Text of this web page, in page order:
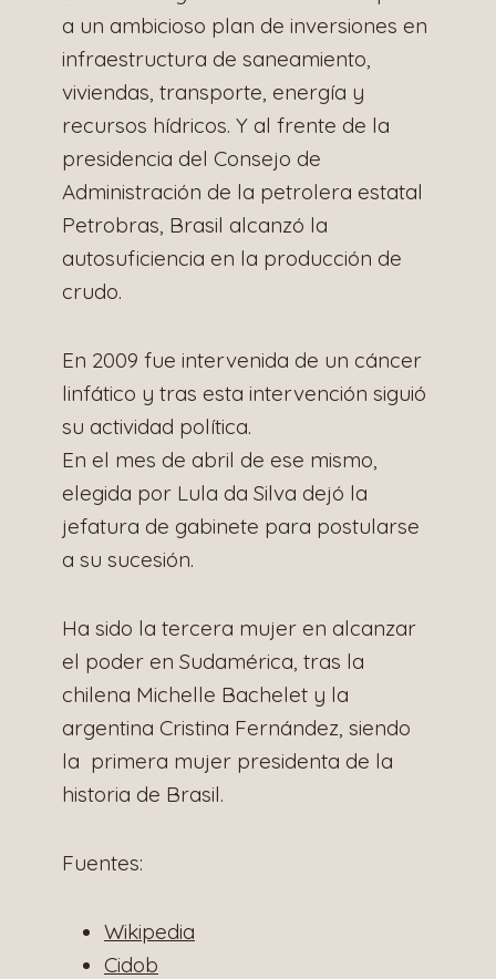
a un ambicioso plan de inversiones en
infraestructura de saneamiento,
viviendas, transporte, energía y
recursos hídricos. Y al frente de la
presidencia del Consejo de
Administración de la petrolera estatal
Petrobras, Brasil alcanzó la
autosuficiencia en la producción de
crudo.
En 2009 fue intervenida de un cáncer
linfático y tras esta intervención siguió
su actividad política.
En el mes de abril de ese mismo,
elegida por Lula da Silva dejó la
jefatura de gabinete para postularse
a su sucesión.
Ha sido la tercera mujer en alcanzar
el poder en Sudamérica, tras la
chilena Michelle Bachelet y la
argentina Cristina Fernández, siendo
la primera mujer presidenta de la
historia de Brasil.
Fuentes:
Wikipedia
Cidob